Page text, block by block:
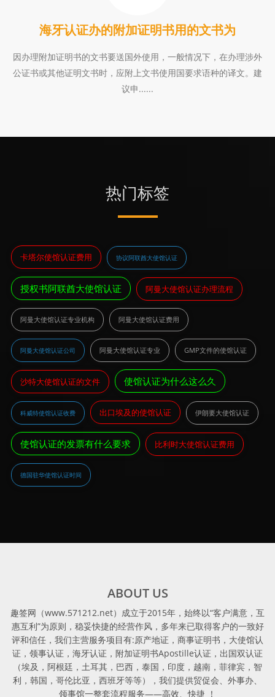
海牙认证办的附加证明书用的文书为
因办理附加证明书的文书要送国外使用，一般情况下，在办理涉外
公证书或其他证明文书时，应附上文书使用国要求语种的译文。建
议申......
热门标签
卡塔尔使馆认证费用 协议阿联酋大使馆认证
授权书阿联酋大使馆认证 阿曼大使馆认证办理流程
阿曼大使馆认证专业机构 阿曼大使馆认证费用
阿曼大使馆认证公司 阿曼大使馆认证专业 GMP文件的使馆认证
沙特大使馆认证的文件 使馆认证为什么这么久
科威特使馆认证收费 出口埃及的使馆认证 伊朗要大使馆认证
使馆认证的发票有什么要求 比利时大使馆认证费用
德国驻华使馆认证时间
ABOUT US
趣签网（www.571212.net）成立于2015年，始终以“客户满意，互
惠互利”为原则，稳妥快捷的经营作风，多年来已取得客户的一致好
评和信任，我们主营服务项目有:原产地证，商事证明书，大使馆认
证，领事认证，海牙认证，附加证明书Apostille认证，出国双认证
（埃及，阿根廷，土耳其，巴西，泰国，印度，越南，菲律宾，智
利，韩国，哥伦比亚，西班牙等等），我们提供贸促会、外事办、
领事馆一整套流程服务——高效、快捷 ！